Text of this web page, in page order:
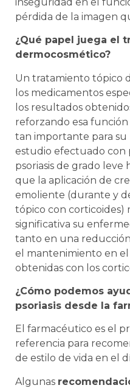
pérdida de la imagen
¿Qué papel juega el
dermocosmético?
Un tratamiento tópico
los medicamentos
los resultados
reforzando esa
tan importante para
estudio efectuado con
psoriasis de grado leve
que la aplicación de
emoliente (durante y
tópico con corticoides)
significativa su
tanto en una
el mantenimiento en
obtenidas con los
¿Cómo podemos
psoriasis desde la
El farmacéutico es el
referencia para
de estilo de vida en el
Algunas